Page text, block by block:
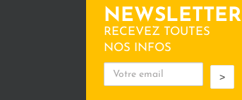
NEWSLETTER
RECEVEZ TOUTES
NOS INFOS
>